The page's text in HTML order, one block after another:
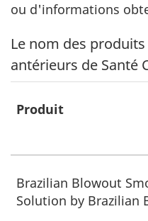
ou d'informations
Le nom des
antérieurs de Santé
Produit
Brazilian Blowout
Solution by Brazilian